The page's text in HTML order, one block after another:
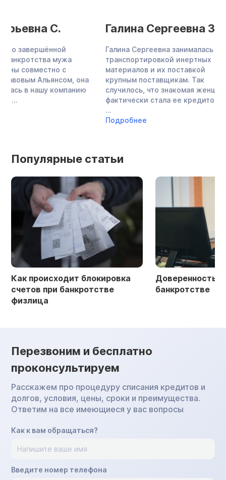
Галина Сергеевна З.
Галина Сергеевна занималась
транспортировкой инертных
материалов и их поставкой
крупным поставщикам. Так
случилось, что знакомая женщины
фактически стала ее кредитором,
Алексей
Алексей
нашу компанию с
руб. У мужчины
долг, и несколько
Подробнее
Популярные статьи
Как происходит блокировка
счетов при банкротстве
физлица
Доверенность
банкротстве
Перезвоним и бесплатно
проконсультируем
Расскажем про процедуру списания кредитов и
долгов, условия, цены, сроки и преимущества.
Ответим на все имеющиеся у вас вопросы
Как к вам обращаться?
Введите номер телефона